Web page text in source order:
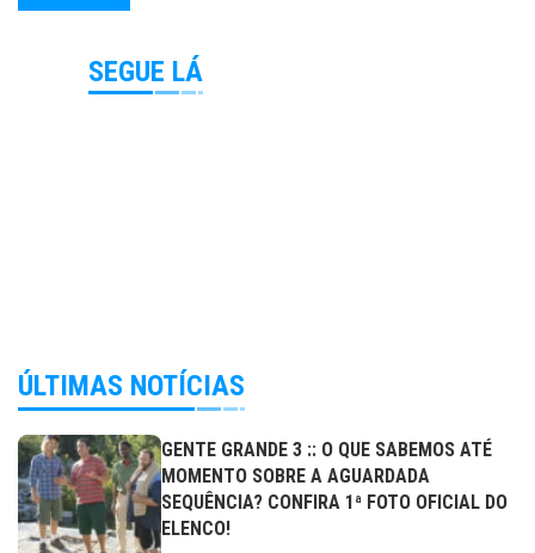
SEGUE LÁ
ÚLTIMAS NOTÍCIAS
GENTE GRANDE 3 :: O QUE SABEMOS ATÉ
MOMENTO SOBRE A AGUARDADA
SEQUÊNCIA? CONFIRA 1ª FOTO OFICIAL DO
ELENCO!